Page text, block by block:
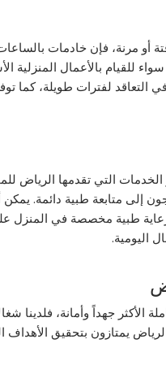
أو مرنة، فإن خادمات
للقيام بالأعمال المنزلية
التعاقد لفترات طويلة،
التي تقدمها الرياض
إلى متابعة طبية دائمة.
طبية مخصصة في المنزل
اليومية.
الأكثر جهداً وأمانة، فلدينا
يمتازون بتحقيق